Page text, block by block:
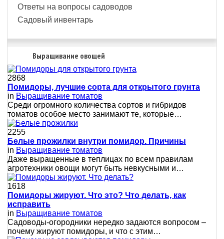
Ответы на вопросы садоводов
Садовый инвентарь
Выращивание овощей
2868
Помидоры, лучшие сорта для открытого грунта
in Выращивание томатов
Среди огромного количества сортов и гибридов
томатов особое место занимают те, которые…
2255
Белые прожилки внутри помидор. Причины
in Выращивание томатов
Даже выращенные в теплицах по всем правилам
агротехники овощи могут быть невкусными и…
1618
Помидоры жируют. Что это? Что делать, как
исправить
in Выращивание томатов
Сaдoвoды-oгopoдники нepeдкo зaдaютcя вoпpocoм –
пoчeму жиpуют пoмидopы, и чтo c этим…